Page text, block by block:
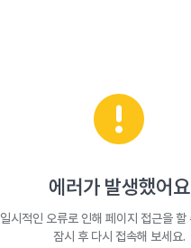
에러가 발생했어요
일시적인 오류로 인해 페이지 접근을 할
잠시 후 다시 접속해 보세요.